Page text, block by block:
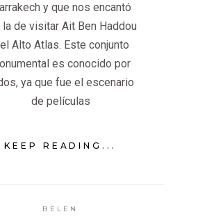
y que nos encantó
de visitar Ait Ben Haddou
Alto Atlas. Este conjunto
es conocido por
ya que fue el escenario
de películas
KEEP READING...
BELEN